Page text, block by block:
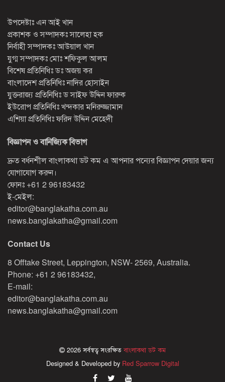
উপদেষ্টাঃ এন আই খান
প্রকাশক ও সম্পাদকঃ সালেহা হক
নির্বাহী সম্পাদকঃ আউয়াল খান
যুগ্ম সম্পাদকঃ মোঃ শফিকুল আলম
বিশেষ প্রতিনিধিঃ ডঃ অজয় কর
বাংলাদেশ প্রতিনিধিঃ নাদির হোসাইন
যুক্তরাজ্য প্রতিনিধিঃ ড সাইফ উদ্দিন ফারুক
ইউরোপ প্রতিনিধিঃ খন্দকার মনিরুজ্জামান
এশিয়া প্রতিনিধিঃ ফরিদ উদ্দিন মেহেদী
বিজ্ঞাপন ও বানিজ্যিক বিভাগ
দ্রুত বর্ধনশীল বাংলাকথা ডট কম এ আপনার পন্যের বিজ্ঞাপন দেয়ার জন্য
যোগাযোগ করুন।
ফোনঃ +61 2 96183432
ই-মেইল:
editor@banglakatha.com.au
news.banglakatha@gmail.com
Contact Us
8 Offtake Street, Leppington, NSW- 2569, Australia.
Phone: +61 2 96183432,
E-mail:
editor@banglakatha.com.au
news.banglakatha@gmail.com
2026 সর্বস্বত্ব সংরক্ষিতবাংলাকথা ডট কম
Designed & Developed by Red Sparrow Digital